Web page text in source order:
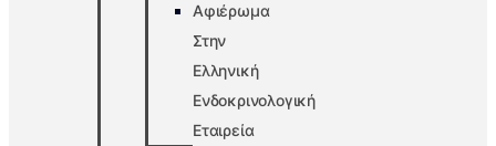
Αφιέρωμα
Στην
Ελληνική
Ενδοκρινολογική
Εταιρεία